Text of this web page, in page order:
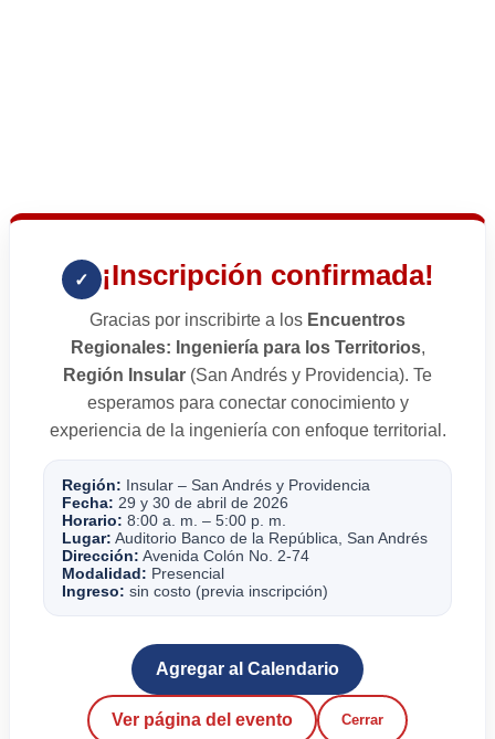
✓ ¡Inscripción confirmada!
Gracias por inscribirte a los Encuentros
Regionales: Ingeniería para los Territorios,
Región Insular (San Andrés y Providencia). Te
esperamos para conectar conocimiento y
experiencia de la ingeniería con enfoque territorial.
Región: Insular – San Andrés y Providencia
Fecha: 29 y 30 de abril de 2026
Horario: 8:00 a. m. – 5:00 p. m.
Lugar: Auditorio Banco de la República, San Andrés
Dirección: Avenida Colón No. 2-74
Modalidad: Presencial
Ingreso: sin costo (previa inscripción)
Agregar al Calendario
Ver página del evento Cerrar